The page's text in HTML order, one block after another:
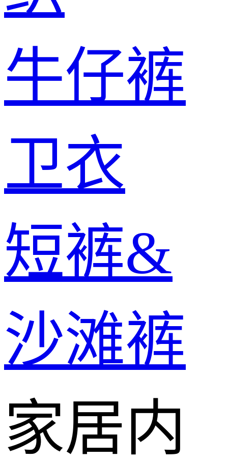
牛仔裤
卫衣
短裤&
沙滩裤
家居内